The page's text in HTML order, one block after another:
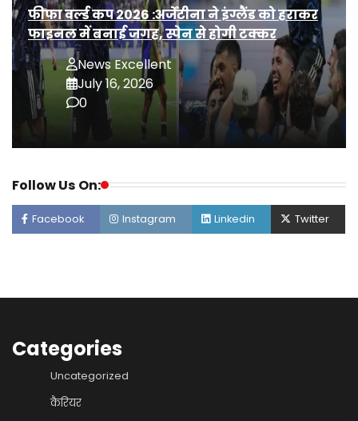
फीफा वर्ल्ड कप 2026 :अर्जेंटीना ने इंग्लैंड को हराकर
फाइनल में बनाई जगह, स्पेन से होगी टक्कर
News Excellent
July 16, 2026
0
Follow Us On:
Facebook Instagram Linkedin Twitter
Categories
Uncategorized
कैरियर